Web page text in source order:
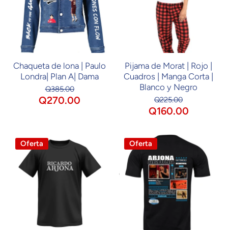
Chaqueta de lona | Paulo
Londra| Plan A| Dama
Q385.00
Q270.00
Pijama de Morat | Rojo |
Cuadros | Manga Corta |
Blanco y Negro
Q225.00
Q160.00
Oferta Oferta